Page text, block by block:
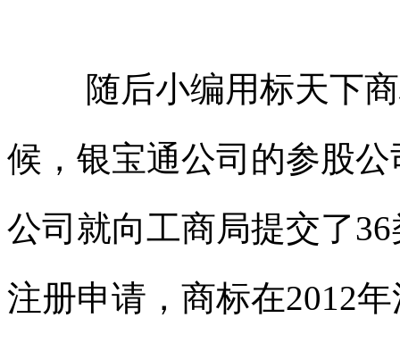
随后小编用标天下
候，银宝通公司的参股
公司就向工商局提交了
注册申请，商标在2012